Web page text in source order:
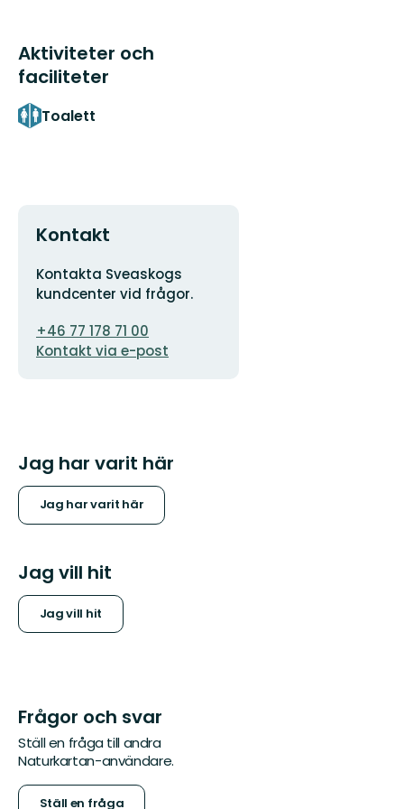
Aktiviteter och
faciliteter
Toalett
Kontakt
Adress
Kontakta Sveaskogs
kundcenter vid frågor.
postadress
+46 77 178 71 00
Kontakt via e-post
Jag har varit här
Jag har varit här
Jag vill hit
Jag vill hit
Frågor och svar
Ställ en fråga till andra
Naturkartan-användare.
Ställ en fråga